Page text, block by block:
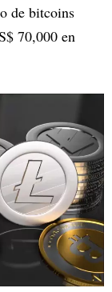
de bitcoins
70,000 en